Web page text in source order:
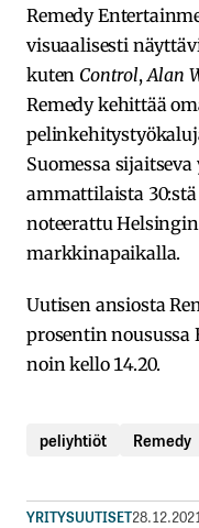
Remedy
visuaalisesti
kuten Control, Alan
Remedy kehittää
Suomessa
ammattilaista 30:stä
noteerattu
markkinapaikalla.
Uutisen ansiosta
prosentin nousussa
noin kello 14.20.
peliyhtiöt Remedy
YRITYSUUTISET28.12.2021